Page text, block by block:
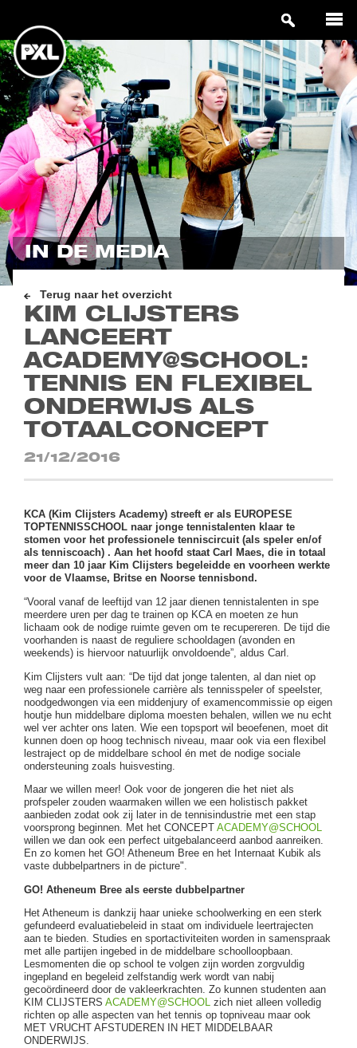
IN DE MEDIA
Terug naar het overzicht
KIM CLIJSTERS
LANCEERT
ACADEMY@SCHOOL:
TENNIS EN FLEXIBEL
ONDERWIJS ALS
TOTAALCONCEPT
21/12/2016
KCA (Kim Clijsters Academy) streeft er als EUROPESE
TOPTENNISSCHOOL naar jonge tennistalenten klaar te
stomen voor het professionele tenniscircuit (als speler en/of
als tenniscoach) . Aan het hoofd staat Carl Maes, die in totaal
meer dan 10 jaar Kim Clijsters begeleidde en voorheen werkte
voor de Vlaamse, Britse en Noorse tennisbond.
“Vooral vanaf de leeftijd van 12 jaar dienen tennistalenten in spe
meerdere uren per dag te trainen op KCA en moeten ze hun
lichaam ook de nodige ruimte geven om te recupereren. De tijd die
voorhanden is naast de reguliere schooldagen (avonden en
weekends) is hiervoor natuurlijk onvoldoende”, aldus Carl.
Kim Clijsters vult aan: “De tijd dat jonge talenten, al dan niet op
weg naar een professionele carrière als tennisspeler of speelster,
noodgedwongen via een middenjury of examencommissie op eigen
houtje hun middelbare diploma moesten behalen, willen we nu echt
wel ver achter ons laten. Wie een topsport wil beoefenen, moet dit
kunnen doen op hoog technisch niveau, maar ook via een flexibel
lestraject op de middelbare school én met de nodige sociale
ondersteuning zoals huisvesting.
Maar we willen meer! Ook voor de jongeren die het niet als
profspeler zouden waarmaken willen we een holistisch pakket
aanbieden zodat ook zij later in de tennisindustrie met een stap
voorsprong beginnen. Met het CONCEPTACADEMY@SCHOOL
willen we dan ook een perfect uitgebalanceerd aanbod aanreiken.
En zo komen het GO! Atheneum Bree en het Internaat Kubik als
vaste dubbelpartners in de picture".
GO! Atheneum Bree als eerste dubbelpartner
Het Atheneum is dankzij haar unieke schoolwerking en een sterk
gefundeerd evaluatiebeleid in staat om individuele leertrajecten
aan te bieden. Studies en sportactiviteiten worden in samenspraak
met alle partijen ingebed in de middelbare schoolloopbaan.
Lesmomenten die op school te volgen zijn worden zorgvuldig
ingepland en begeleid zelfstandig werk wordt van nabij
gecoördineerd door de vakleerkrachten. Zo kunnen studenten aan
KIM CLIJSTERSACADEMY@SCHOOL zich niet alleen volledig
richten op alle aspecten van het tennis op topniveau maar ook
MET VRUCHT AFSTUDEREN IN HET MIDDELBAAR
ONDERWIJS.